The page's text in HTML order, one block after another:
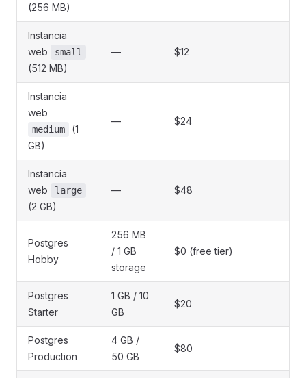
(256 MB)
Instancia
web
small
(512 MB)
— $12
Instancia
web
medium
(1
GB)
— $24
Instancia
web
large
(2 GB)
— $48
Postgres
Hobby
256 MB
/ 1 GB
storage
$0 (free tier)
Postgres
Starter
1 GB / 10
GB
$20
Postgres
Production
4 GB /
50 GB
$80